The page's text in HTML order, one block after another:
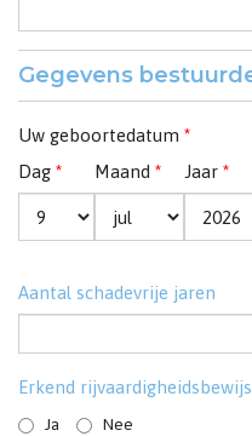
Gegevens
Uw geboortedatum *
Dag * Maand * Jaar *
Aantal schadevrije jaren
Erkend
Ja Nee